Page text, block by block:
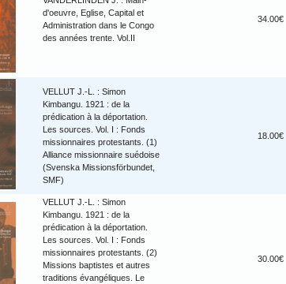
d'oeuvre, Eglise, Capital et
Administration dans le Congo
des années trente. Vol.II
34.00€
VELLUT J.-L. : Simon
Kimbangu. 1921 : de la
prédication à la déportation.
Les sources. Vol. I : Fonds
missionnaires protestants. (1)
Alliance missionnaire suédoise
(Svenska Missionsförbundet,
SMF)
18.00€
VELLUT J.-L. : Simon
Kimbangu. 1921 : de la
prédication à la déportation.
Les sources. Vol. I : Fonds
missionnaires protestants. (2)
Missions baptistes et autres
traditions évangéliques. Le
30.00€